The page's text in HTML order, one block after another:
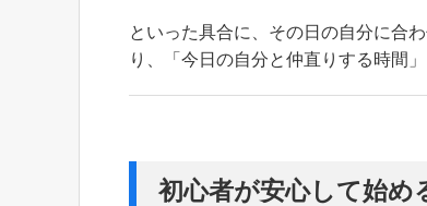
といった具合に、その日の自分に合
り、「今日の自分と仲直りする時間
初心者が安心して始め